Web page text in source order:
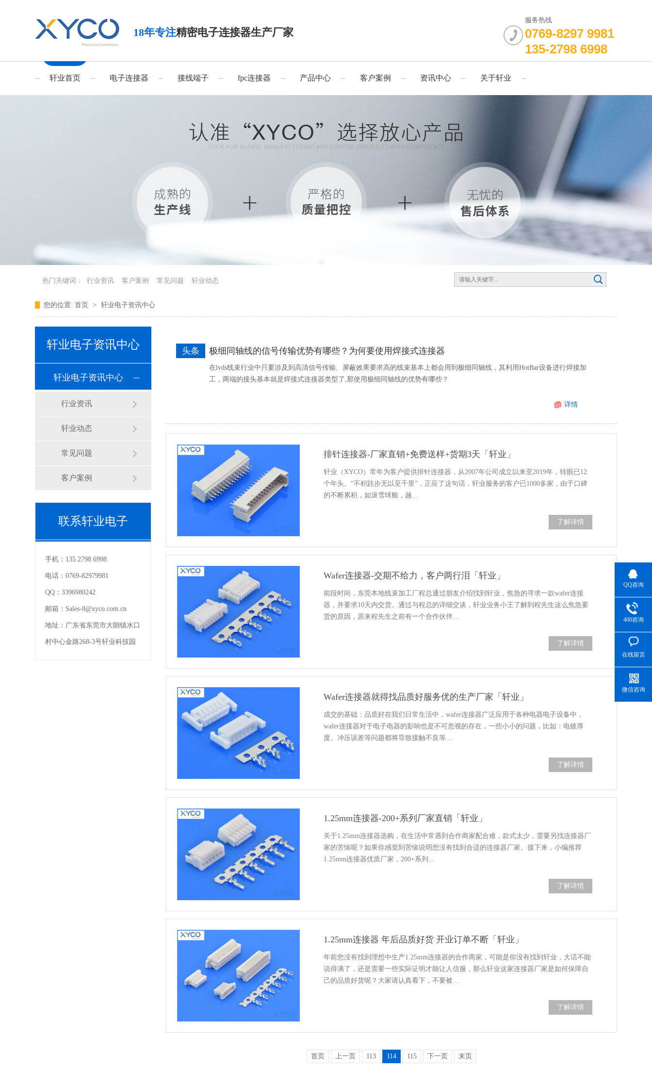
18年专注精密电子连接器生产厂家
服务热线
0769-8297 9981
135-2798 6998
轩业首页 电子连接器 接线端子 fpc连接器 产品中心 客户案例 资讯中心 关于轩业
热门关键词： 行业资讯 客户案例 常见问题 轩业动态
您的位置: 首页 > 轩业电子资讯中心
轩业电子资讯中心
轩业电子资讯中心
行业资讯
轩业动态
常见问题
客户案例
联系轩业电子
手机： 135 2798 6998
电话： 0769-82979981
QQ： 3396980242
邮箱： Sales-8@xyco.com.cn
地址： 广东省东莞市大朗镇水口
村中心金路268-3号轩业科技园
极细同轴线的信号传输优势有哪些？为何要使用焊接式连接器
头条
在lvds线束行业中只要涉及到高清信号传输、屏蔽效果要求高的线束基本上都会用到极细同轴线，其利用HotBar设备进行焊接加
工，两端的接头基本就是焊接式连接器类型了,那使用极细同轴线的优势有哪些？
详情
排针连接器-厂家直销+免费送样+货期3天「轩业」
轩业（XYCO）常年为客户提供排针连接器，从2007年公司成立以来至2019年，转眼已12
个年头。“不积跬步无以至千里”，正应了这句话，轩业服务的客户已1000多家，由于口碑
的不断累积，如滚雪球般，越…
了解详情
Wafer连接器-交期不给力，客户两行泪「轩业」
前段时间，东莞本地线束加工厂程总通过朋友介绍找到轩业，焦急的寻求一款wafer连接
器，并要求10天内交货。通过与程总的详细交谈，轩业业务小王了解到程先生这么焦急要
货的原因，原来程先生之前有一个合作伙伴…
了解详情
Wafer连接器就得找品质好服务优的生产厂家「轩业」
成交的基础：品质好在我们日常生活中，wafer连接器广泛应用于各种电器电子设备中，
wafer连接器对于电子电器的影响也是不可忽视的存在，一些小小的问题，比如：电镀厚
度、冲压误差等问题都将导致接触不良等…
了解详情
1.25mm连接器-200+系列厂家直销「轩业」
关于1.25mm连接器选购，在生活中常遇到合作商家配合难，款式太少，需要另找连接器厂
家的苦恼呢？如果你感觉到苦恼说明您没有找到合适的连接器厂家。接下来，小编推荐
1.25mm连接器优质厂家，200+系列…
了解详情
1.25mm连接器 年后品质好货 开业订单不断「轩业」
年前您没有找到理想中生产1.25mm连接器的合作商家，可能是你没有找到轩业，大话不能
说得满了，还是需要一些实际证明才能让人信服，那么轩业这家连接器厂家是如何保障自
己的品质好货呢？大家请认真看下，不要被…
了解详情
首页 上一页 113 114 115 下一页 末页
QQ咨询
400咨询
在线留言
微信咨询